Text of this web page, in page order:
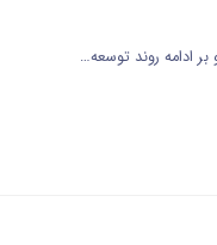
ادامه روند توسعه…